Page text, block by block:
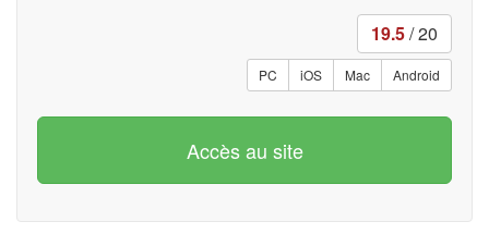
19.5/ 20
PC iOS Mac Android
Accès au site